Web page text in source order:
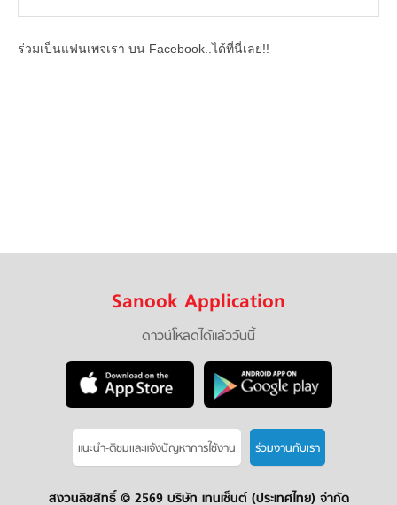
ร่วมเป็นแฟนเพจเรา บน Facebook..ได้ที่นี่เลย!!
Sanook Application
ดาวน์โหลดได้แล้ววันนี้
แนะนำ-ติชมเเละแจ้งปัญหาการใช้งาน ร่วมงานกับเรา
สงวนลิขสิทธิ์ © 2569 บริษัท เทนเซ็นต์ (ประเทศไทย) จำกัด